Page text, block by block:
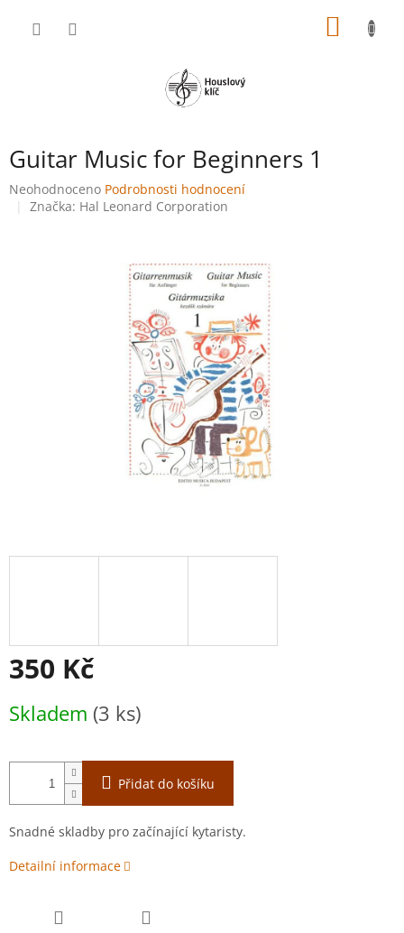
Guitar Music for Beginners 1
Průměrné
hodnocení
Neohodnoceno Podrobnosti hodnocení
Značka: Hal Leonard Corporation
350 Kč
cena:
Skladem (3 ks)
Přidat do košíku
Snadné skladby pro začínající kytaristy.
Detailní informace